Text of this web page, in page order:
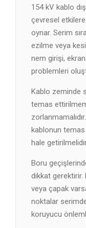
154 kV kablo
çevresel
oynar. Serim
ezilme veya
nem girişi,
problemleri
Kablo zeminde
temas
kablonun
hale
Boru
dikkat gerektirir.
veya çapak
noktalar
koruyucu